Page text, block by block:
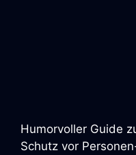
Humorvoller Guide
Schutz vor